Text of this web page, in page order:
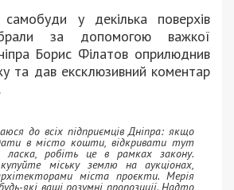
у декілька поверхів
за допомогою важкої
Борис Філатов оприлюднив
та дав ексклюзивний коментар
.
до всіх підприємців Дніпра: якщо
в місто кошти, відкривати тут
ласка, робіть це в рамках закону.
міську землю на аукціонах,
міста проєкти. Мерія
які ваші розумні пропозиції. Надто